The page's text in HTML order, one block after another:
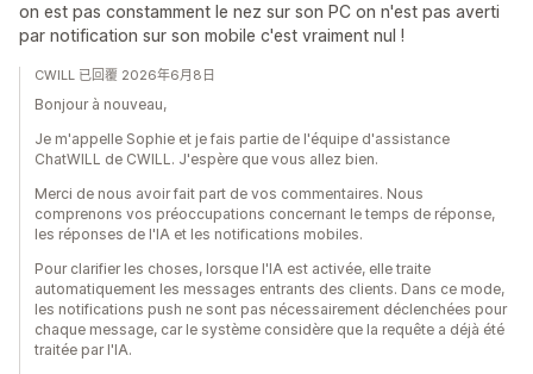
on est pas constamment le nez sur son PC on n'est pas averti
par notification sur son mobile c'est vraiment nul !
CWILL 已回覆 2026年6月8日
Bonjour à nouveau,
Je m'appelle Sophie et je fais partie de l'équipe d'assistance
ChatWILL de CWILL. J'espère que vous allez bien.
Merci de nous avoir fait part de vos commentaires. Nous
comprenons vos préoccupations concernant le temps de réponse,
les réponses de l'IA et les notifications mobiles.
Pour clarifier les choses, lorsque l'IA est activée, elle traite
automatiquement les messages entrants des clients. Dans ce mode,
les notifications push ne sont pas nécessairement déclenchées pour
chaque message, car le système considère que la requête a déjà été
traitée par l'IA.